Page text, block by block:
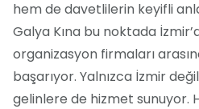
hem de davetlilerin keyifli
Galya Kına bu noktada
organizasyon firmaları
başarıyor. Yalnızca İzmir
gelinlere de hizmet sunuyor.